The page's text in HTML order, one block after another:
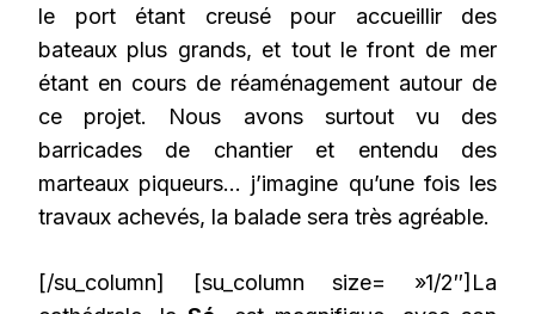
le port étant creusé pour accueillir des
bateaux plus grands, et tout le front de mer
étant en cours de réaménagement autour de
ce projet. Nous avons surtout vu des
barricades de chantier et entendu des
marteaux piqueurs… j’imagine qu’une fois les
travaux achevés, la balade sera très agréable.
[/su_column] [su_column size= »1/2″]La